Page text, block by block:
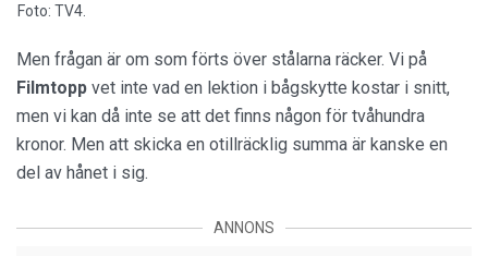
Foto: TV4.
Men frågan är om som förts över stålarna räcker. Vi på
Filmtopp vet inte vad en lektion i bågskytte kostar i snitt,
men vi kan då inte se att det finns någon för tvåhundra
kronor. Men att skicka en otillräcklig summa är kanske en
del av hånet i sig.
ANNONS